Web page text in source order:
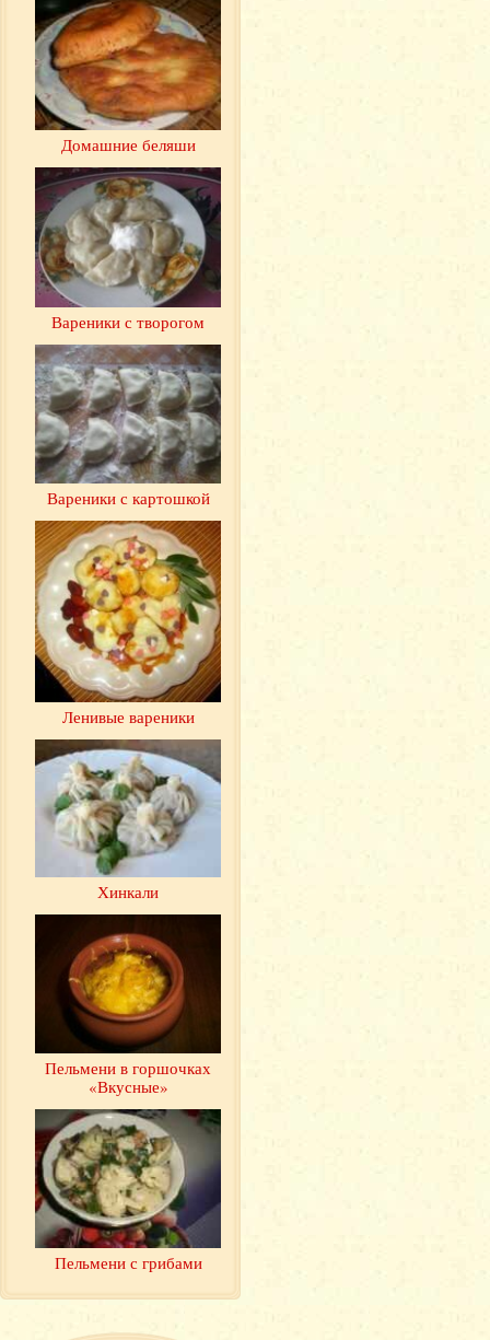
Домашние беляши
Вареники с творогом
Вареники с картошкой
Ленивые вареники
Хинкали
Пельмени в горшочках
«Вкусные»
Пельмени с грибами